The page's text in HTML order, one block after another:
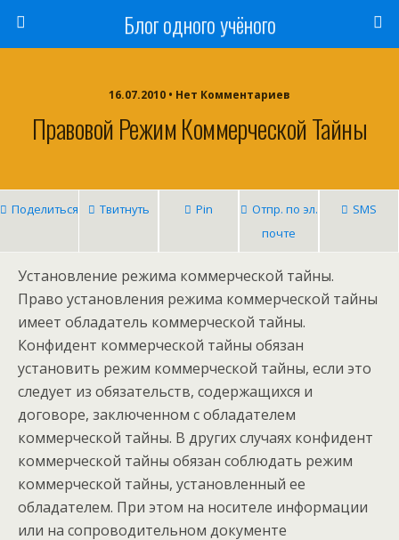
Блог одного учёного
16.07.2010 • Нет Комментариев
Правовой Режим Коммерческой Тайны
Поделиться Твитнуть Pin
Отпр. по эл.
почте
SMS
Установление режима коммерческой тайны.
Право установления pежима коммерческой тайны
имеет обладатель коммерческой тайны.
Конфидент коммерческой тайны обязан
установить режим коммерческой тайны, если это
следует из обязательств, содержащихся и
договоре, заключенном с обладателем
коммерческой тайны. В других случаях конфидент
коммерческой тайны обязан соблюдать режим
коммерческой тайны, установленный ее
обладателем. При этом на носителе информации
или на сопроводительном документе